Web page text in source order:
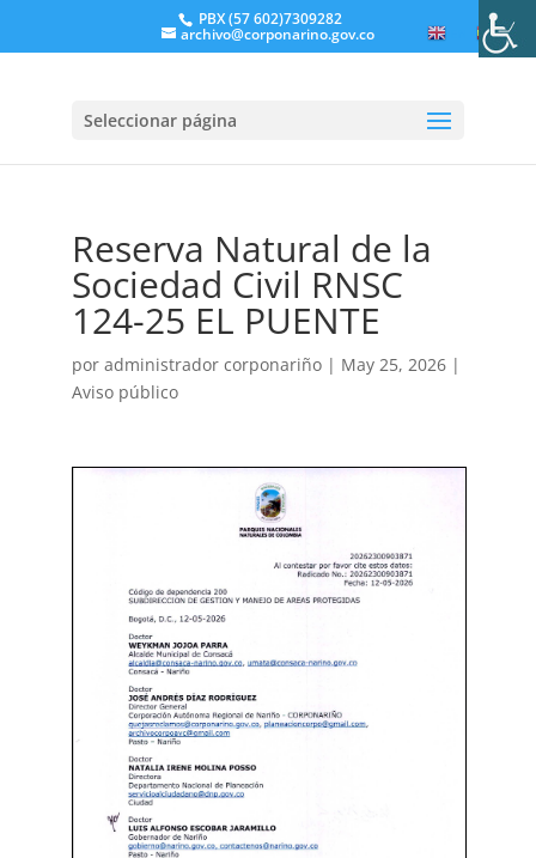
PBX (57 602)7309282
archivo@corponarino.gov.co
Seleccionar página
Reserva Natural de la
Sociedad Civil RNSC
124-25 EL PUENTE
por administrador corponariño| May 25, 2026|
Aviso público
ES